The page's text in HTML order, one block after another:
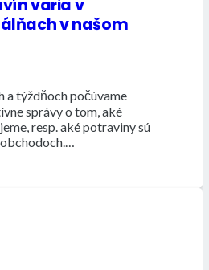
varia v
v našom
a týždňoch počúvame
správy o tom, aké
resp. aké potraviny sú